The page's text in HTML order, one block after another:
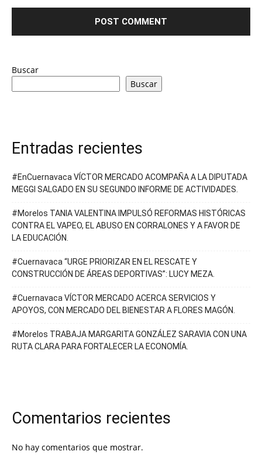
Buscar
Buscar
Entradas recientes
#EnCuernavaca VÍCTOR MERCADO ACOMPAÑA A LA DIPUTADA
MEGGI SALGADO EN SU SEGUNDO INFORME DE ACTIVIDADES.
#Morelos TANIA VALENTINA IMPULSÓ REFORMAS HISTÓRICAS
CONTRA EL VAPEO, EL ABUSO EN CORRALONES Y A FAVOR DE
LA EDUCACIÓN.
#Cuernavaca “URGE PRIORIZAR EN EL RESCATE Y
CONSTRUCCIÓN DE ÁREAS DEPORTIVAS”: LUCY MEZA.
#Cuernavaca VÍCTOR MERCADO ACERCA SERVICIOS Y
APOYOS, CON MERCADO DEL BIENESTAR A FLORES MAGÓN.
#Morelos TRABAJA MARGARITA GONZÁLEZ SARAVIA CON UNA
RUTA CLARA PARA FORTALECER LA ECONOMÍA.
Comentarios recientes
No hay comentarios que mostrar.